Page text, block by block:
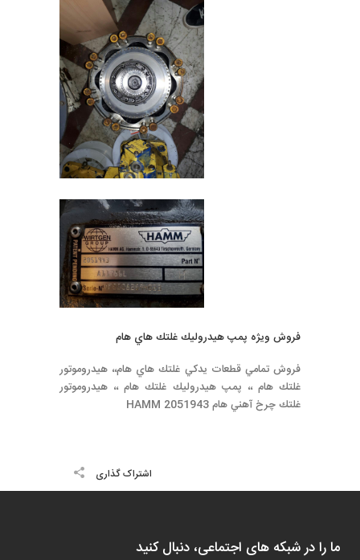
فروش ويژه پمپ هيدروليك غلتك هاي هام
فروش تمامي قطعات يدكي غلتك هاي هام،، هيدروموتور
غلتك هام ،، پمپ هيدروليك غلتك هام ،، هيدروموتور
غلتك چرخ آهني هام HAMM 2051943
اشتراک گذاری
ما را در شبکه های اجتماعی، دنبال کنید